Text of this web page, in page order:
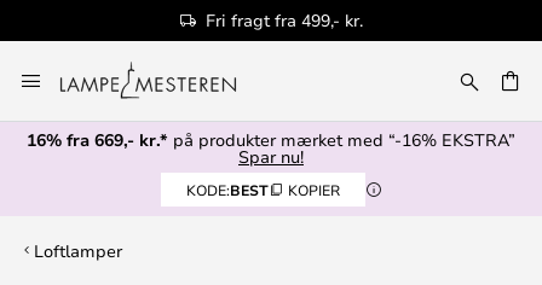
Fri fragt fra 499,- kr.
to
Content
16% fra 669,- kr.* på produkter mærket med “-16% EKSTRA”
Spar nu!
KODE:BEST KOPIER
Loftlamper